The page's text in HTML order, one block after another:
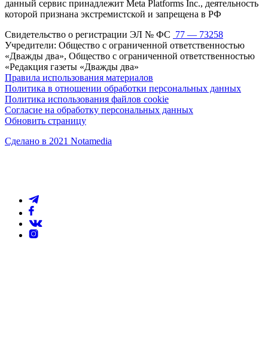
данный сервис принадлежит Meta Platforms Inc., деятельность
которой признана экстремистской и запрещена в РФ
Свидетельство о регистрации ЭЛ № ФС 77 — 73258
Учредители: Общество с ограниченной ответственностью
«Дважды два», Общество с ограниченной ответственностью
«Редакция газеты «Дважды два»
Правила использования материалов
Политика в отношении обработки персональных данных
Политика использования файлов cookie
Согласие на обработку персональных данных
Обновить страницу
Сделано в 2021 Notamedia